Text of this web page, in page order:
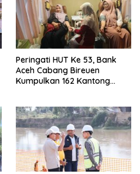
Peringati HUT Ke 53, Bank
Aceh Cabang Bireuen
Kumpulkan 162 Kantong